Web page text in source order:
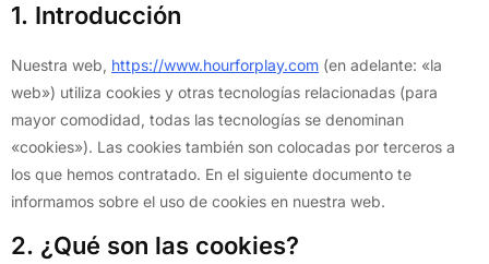
1. Introducción
Nuestra web, https://www.hourforplay.com (en adelante: «la
web») utiliza cookies y otras tecnologías relacionadas (para
mayor comodidad, todas las tecnologías se denominan
«cookies»). Las cookies también son colocadas por terceros a
los que hemos contratado. En el siguiente documento te
informamos sobre el uso de cookies en nuestra web.
2. ¿Qué son las cookies?